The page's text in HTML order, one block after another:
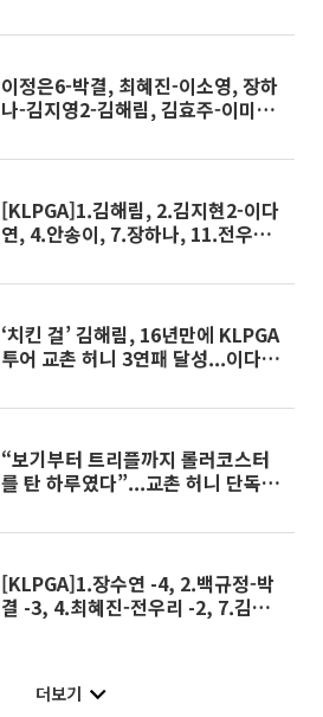
이정은6-박결, 최혜진-이소영, 장하
나-김지영2-김해림, 김효주-이미
조편성
[KLPGA]1.김해림, 2.김지현2-이다
연, 4.안송이, 7.장하나, 11.전우리-
최종 성적
‘치킨 걸’ 김해림, 16년만에 KLPGA
투어 교촌 허니 3연패 달성...이다
“보기부터 트리플까지 롤러코스터
를 탄 하루였다”...교촌 허니 단독선
[KLPGA]1.장수연 -4, 2.백규정-박
결 -3, 4.최혜진-전우리 -2, 7.김해
더보기